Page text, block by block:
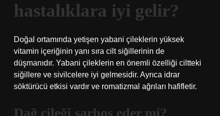
hastalıklara iyi gelir?
Doğal ortamında yetişen yabani çileklerin yüksek
vitamin içeriğinin yanı sıra cilt siğillerinin de
düşmanıdır. Yabani çileklerin en önemli özelliği ciltteki
siğillere ve sivilcelere iyi gelmesidir. Ayrıca idrar
söktürücü etkisi vardır ve romatizmal ağrıları hafifletir.
Dağ çileği sarhoş eder mi?